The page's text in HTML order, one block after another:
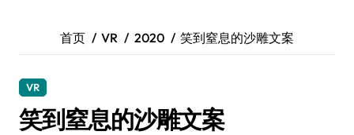
首页 VR 2020 笑到窒息的沙雕文案
VR
笑到窒息的沙雕文案